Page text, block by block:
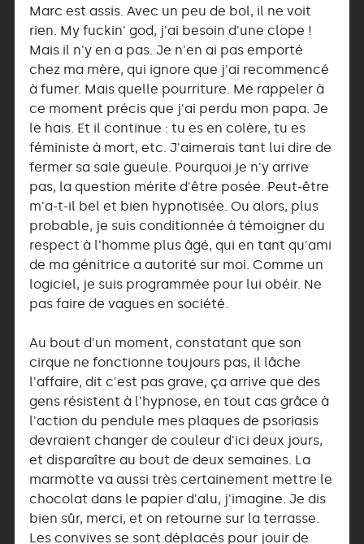
Marc est assis. Avec un peu de bol, il ne voit
rien. My fuckin' god, j'ai besoin d'une clope !
Mais il n'y en a pas. Je n'en ai pas emporté
chez ma mère, qui ignore que j'ai recommencé
à fumer. Mais quelle pourriture. Me rappeler à
ce moment précis que j'ai perdu mon papa. Je
le hais. Et il continue : tu es en colère, tu es
féministe à mort, etc. J'aimerais tant lui dire de
fermer sa sale gueule. Pourquoi je n'y arrive
pas, la question mérite d'être posée. Peut-être
m'a-t-il bel et bien hypnotisée. Ou alors, plus
probable, je suis conditionnée à témoigner du
respect à l'homme plus âgé, qui en tant qu'ami
de ma génitrice a autorité sur moi. Comme un
logiciel, je suis programmée pour lui obéir. Ne
pas faire de vagues en société.
Au bout d'un moment, constatant que son
cirque ne fonctionne toujours pas, il lâche
l'affaire, dit c'est pas grave, ça arrive que des
gens résistent à l'hypnose, en tout cas grâce à
l'action du pendule mes plaques de psoriasis
devraient changer de couleur d'ici deux jours,
et disparaître au bout de deux semaines. La
marmotte va aussi très certainement mettre le
chocolat dans le papier d'alu, j'imagine. Je dis
bien sûr, merci, et on retourne sur la terrasse.
Les convives se sont déplacés pour jouir de